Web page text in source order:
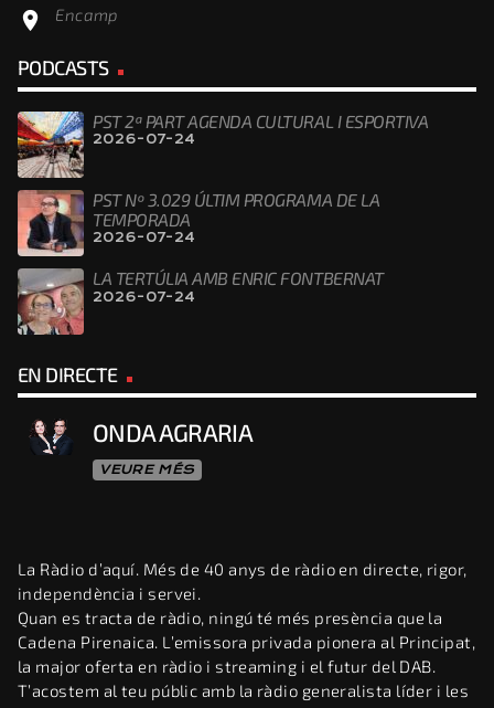
location_on Encamp
PODCASTS
PST 2ª PART AGENDA CULTURAL I ESPORTIVA
2026-07-24
PST Nº 3.029 ÚLTIM PROGRAMA DE LA
TEMPORADA
2026-07-24
LA TERTÚLIA AMB ENRIC FONTBERNAT
2026-07-24
EN DIRECTE
ONDA AGRARIA
VEURE MÉS
La Ràdio d’aquí. Més de 40 anys de ràdio en directe, rigor,
independència i servei.
Quan es tracta de ràdio, ningú té més presència que la
Cadena Pirenaica. L’emissora privada pionera al Principat,
la major oferta en ràdio i streaming i el futur del DAB.
T’acostem al teu públic amb la ràdio generalista líder i les